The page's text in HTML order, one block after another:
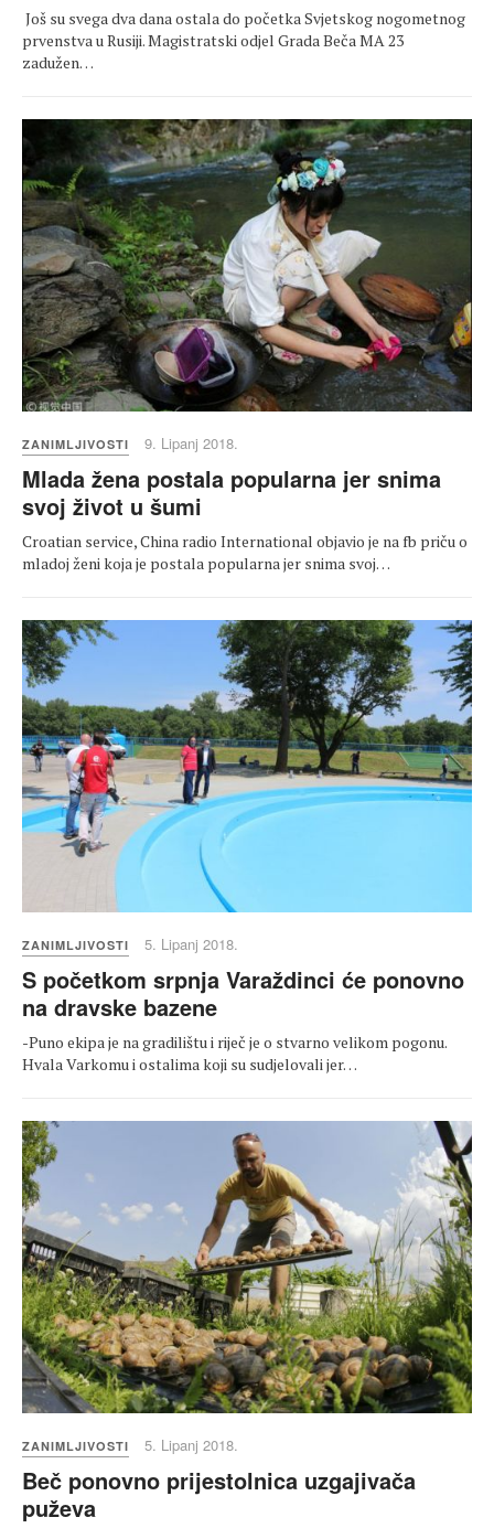
Još su svega dva dana ostala do početka Svjetskog nogometnog
prvenstva u Rusiji. Magistratski odjel Grada Beča MA 23
zadužen…
ZANIMLJIVOSTI 9. Lipanj 2018.
Mlada žena postala popularna jer snima
svoj život u šumi
Croatian service, China radio International objavio je na fb priču o
mladoj ženi koja je postala popularna jer snima svoj…
ZANIMLJIVOSTI 5. Lipanj 2018.
S početkom srpnja Varaždinci će ponovno
na dravske bazene
-Puno ekipa je na gradilištu i riječ je o stvarno velikom pogonu.
Hvala Varkomu i ostalima koji su sudjelovali jer…
ZANIMLJIVOSTI 5. Lipanj 2018.
Beč ponovno prijestolnica uzgajivača
puževa